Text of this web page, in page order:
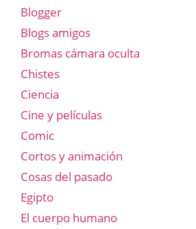
Blogger
Blogs amigos
Bromas cámara oculta
Chistes
Ciencia
Cine y películas
Comic
Cortos y animación
Cosas del pasado
Egipto
El cuerpo humano